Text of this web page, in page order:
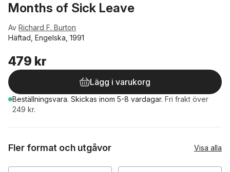
Months of Sick Leave
Av Richard F. Burton
Häftad, Engelska, 1991
479 kr
Lägg i varukorg
Beställningsvara. Skickas inom 5-8 vardagar. Fri frakt över
249 kr.
Fler format och utgåvor Visa alla